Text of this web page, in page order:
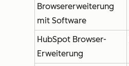
Browsererweiterung
mit Software
HubSpot Browser-
Erweiterung